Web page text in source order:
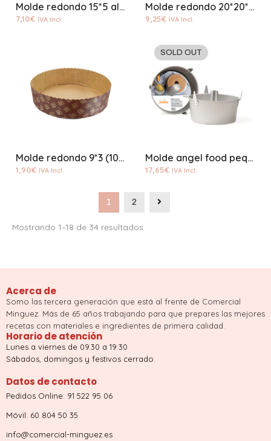
Molde redondo 15*5 aluminio
7,10€ IVA Incl.
Molde redondo 20*20*5 aluminio
9,25€ IVA Incl.
Molde redondo 9*3 (10 unidades) desechable
1,90€ IVA Incl.
SOLD OUT
Molde angel food pequeño aluminio
17,65€ IVA Incl.
1 2
Mostrando 1–18 de 34 resultados
Acerca de
Somo las tercera generación que está al frente de Comercial
Minguez. Más de 65 años trabajando para que prepares las mejores
recetas con materiales e ingredientes de primera calidad.
Horario de atención
Lunes a viernes de 09.30 a 19:30
Sábados, domingos y festivos cerrado.
Datos de contacto
Pedidos Online: 91 522 95 06
Móvil: 60 804 50 35
info@comercial-minguez.es